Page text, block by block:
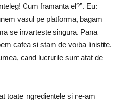
Cum framanta el?”. Eu:
vasul pe platforma, bagam
se invarteste singura. Pana
cafea si stam de vorba linistite.
cand lucrurile sunt atat de
toate ingredientele si ne-am